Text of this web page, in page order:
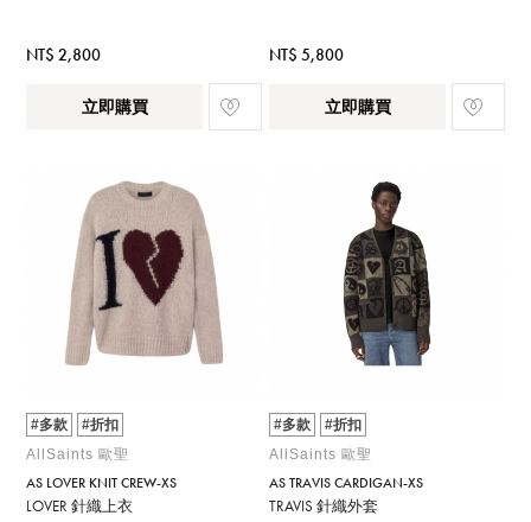
NT$ 2,800
立即購買
NT$ 5,800
立即購買
#多款
#折扣
AllSaints 歐聖
AS LOVER KNIT CREW-XS
LOVER 針織上衣
#多款
#折扣
AllSaints 歐聖
AS TRAVIS CARDIGAN-XS
TRAVIS 針織外套